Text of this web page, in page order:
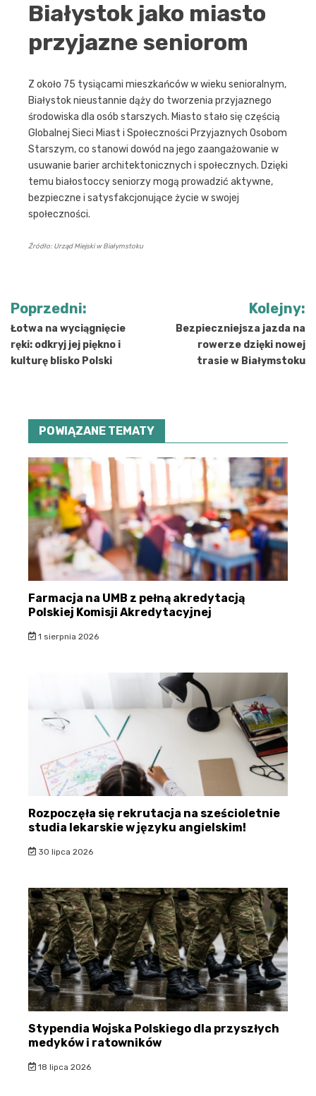
Białystok jako miasto
przyjazne seniorom
Z około 75 tysiącami mieszkańców w wieku senioralnym,
Białystok nieustannie dąży do tworzenia przyjaznego
środowiska dla osób starszych. Miasto stało się częścią
Globalnej Sieci Miast i Społeczności Przyjaznych Osobom
Starszym, co stanowi dowód na jego zaangażowanie w
usuwanie barier architektonicznych i społecznych. Dzięki
temu białostoccy seniorzy mogą prowadzić aktywne,
bezpieczne i satysfakcjonujące życie w swojej
społeczności.
Źródło: Urząd Miejski w Białymstoku
Nawigacja
wpisu
Poprzedni:
Łotwa na wyciągnięcie
ręki: odkryj jej piękno i
kulturę blisko Polski
Kolejny:
Bezpieczniejsza jazda na
rowerze dzięki nowej
trasie w Białymstoku
POWIĄZANE TEMATY
Farmacja na UMB z pełną akredytacją
Polskiej Komisji Akredytacyjnej
1 sierpnia 2026
Rozpoczęła się rekrutacja na sześcioletnie
studia lekarskie w języku angielskim!
30 lipca 2026
Stypendia Wojska Polskiego dla przyszłych
medyków i ratowników
18 lipca 2026